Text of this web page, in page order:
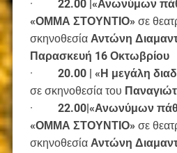
· 22.00 |«Ανωνύμων
«ΟΜΜΑ ΣΤΟΥΝΤΙΟ»σε
σκηνοθεσία Αντώνη
Παρασκευή 16 Οκτωβρίου
· 20.00 | «Η μεγάλη
σε σκηνοθεσία του
· 22.00|«Ανωνύμων
«ΟΜΜΑ ΣΤΟΥΝΤΙΟ»σε
σκηνοθεσία Αντώνη